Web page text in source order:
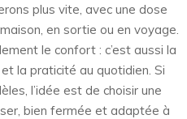
plus vite, avec une dose
en sortie ou en voyage.
le confort : c’est aussi la
la praticité au quotidien. Si
l’idée est de choisir une
bien fermée et adaptée à